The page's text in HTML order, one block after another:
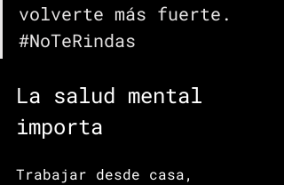
volverte más fuerte.
#NoTeRindas
La salud mental
importa
Trabajar desde casa,